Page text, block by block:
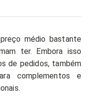
médio bastante
ter. Embora isso
de pedidos, também
complementos e